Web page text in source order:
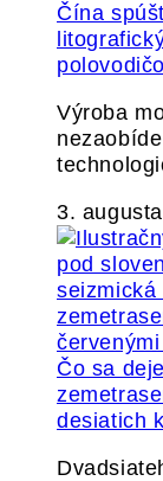
Čína
Výroba
3.
Čo sa
desiatich